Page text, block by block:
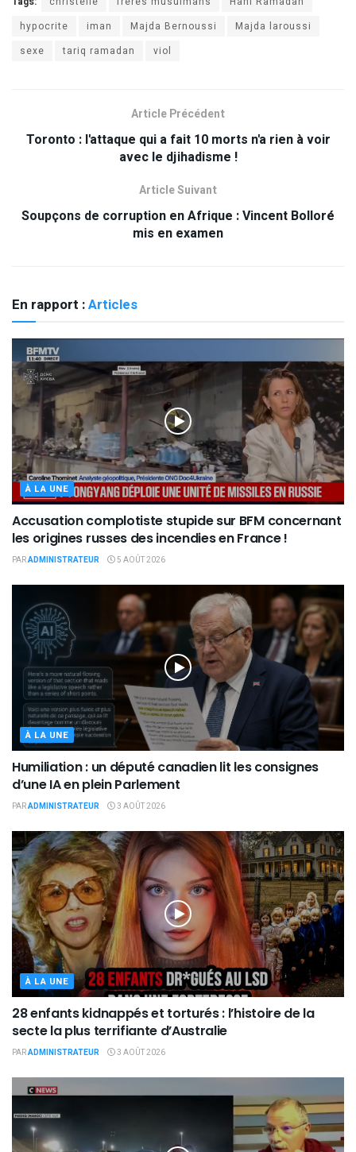
hypocrite
iman Majda Bernoussi
Majda laroussi
sexe
tariq ramadan viol
Article Précédent
Toronto : l'attaque qui a fait 10 morts n'a rien à voir
avec le djihadisme !
Article Suivant
Soupçons de corruption en Afrique : Vincent Bolloré
mis en examen
En rapport :Articles
À LA UNE
Accusation complotiste stupide sur BFM concernant
les origines russes des incendies en France !
PARADMINISTRATEUR 5 AOÛT 2026
À LA UNE
Humiliation : un député canadien lit les consignes
d’une IA en plein Parlement
PARADMINISTRATEUR 3 AOÛT 2026
À LA UNE
28 enfants kidnappés et torturés : l’histoire de la
secte la plus terrifiante d’Australie
PARADMINISTRATEUR 3 AOÛT 2026